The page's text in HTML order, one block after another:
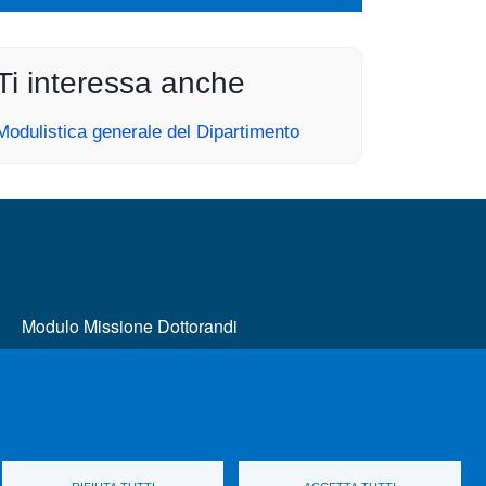
interessa anche
generale del Dipartimento
Modulo Missione Dottorandi
Sito UniMe Dottorati di Ricerca